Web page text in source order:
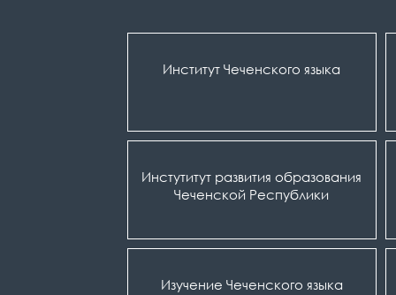
Институт Чеченского языка
Инстутитут развития образования
Чеченской Республики
Изучение Чеченского языка